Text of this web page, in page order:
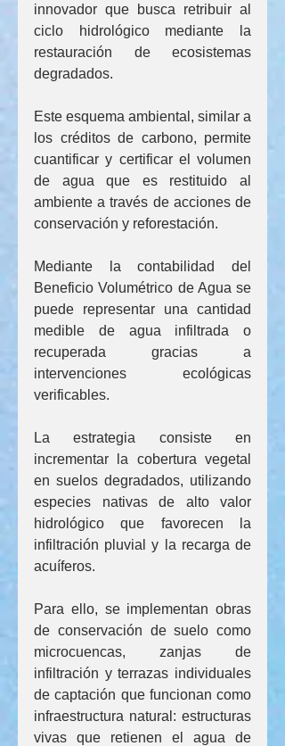
innovador que busca retribuir al
ciclo hidrológico mediante la
restauración de ecosistemas
degradados.
Este esquema ambiental, similar a
los créditos de carbono, permite
cuantificar y certificar el volumen
de agua que es restituido al
ambiente a través de acciones de
conservación y reforestación.
Mediante la contabilidad del
Beneficio Volumétrico de Agua se
puede representar una cantidad
medible de agua infiltrada o
recuperada gracias a
intervenciones ecológicas
verificables.
La estrategia consiste en
incrementar la cobertura vegetal
en suelos degradados, utilizando
especies nativas de alto valor
hidrológico que favorecen la
infiltración pluvial y la recarga de
acuíferos.
Para ello, se implementan obras
de conservación de suelo como
microcuencas, zanjas de
infiltración y terrazas individuales
de captación que funcionan como
infraestructura natural: estructuras
vivas que retienen el agua de